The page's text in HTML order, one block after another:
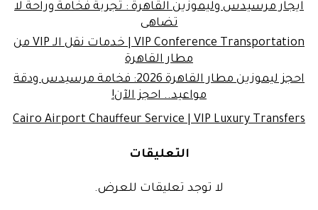
ايجار مرسيدس وليموزين القاهرة : تجربة فخامة وراحة لا
تضاهى
VIP Conference Transportation | خدمات نقل الـ VIP من
مطار القاهرة
احجز ليموزين مطار القاهرة 2026: فخامة مرسيدس ودقة
مواعيد.. احجز الآن!
Cairo Airport Chauffeur Service | VIP Luxury Transfers
التعليقات
لا توجد تعليقات للعرض.